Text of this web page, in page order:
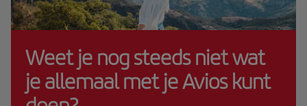
Weet je nog steeds niet wat
je allemaal met je Avios kunt